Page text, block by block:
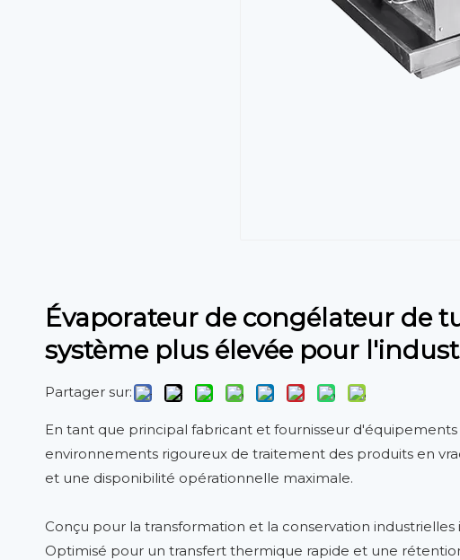
Évaporateur de congélateur de
système plus élevée pour
Partager sur:
En tant que principal fabricant et fournisseur
environnements rigoureux de traitement des produits en
et une disponibilité opérationnelle maximale.
Conçu pour la transformation et la conservation industrielles
Optimisé pour un transfert thermique rapide et une